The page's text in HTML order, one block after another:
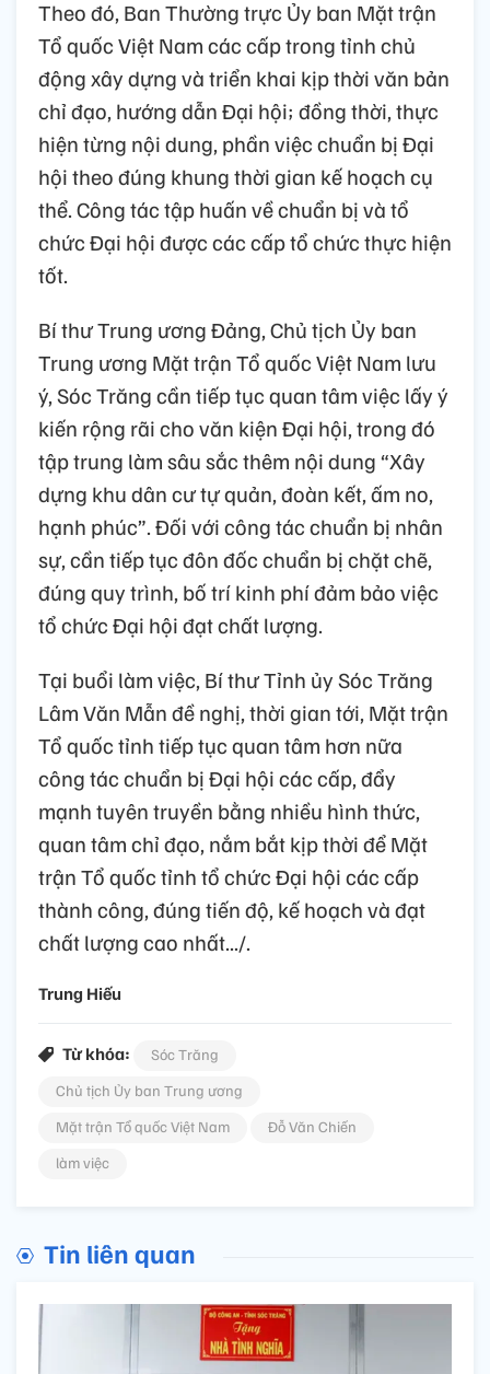
Theo đó, Ban Thường trực Ủy ban Mặt trận
Tổ quốc Việt Nam các cấp trong tỉnh chủ
động xây dựng và triển khai kịp thời văn bản
chỉ đạo, hướng dẫn Đại hội; đồng thời, thực
hiện từng nội dung, phần việc chuẩn bị Đại
hội theo đúng khung thời gian kế hoạch cụ
thể. Công tác tập huấn về chuẩn bị và tổ
chức Đại hội được các cấp tổ chức thực hiện
tốt.
Bí thư Trung ương Đảng, Chủ tịch Ủy ban
Trung ương Mặt trận Tổ quốc Việt Nam lưu
ý, Sóc Trăng cần tiếp tục quan tâm việc lấy ý
kiến rộng rãi cho văn kiện Đại hội, trong đó
tập trung làm sâu sắc thêm nội dung “Xây
dựng khu dân cư tự quản, đoàn kết, ấm no,
hạnh phúc”. Đối với công tác chuẩn bị nhân
sự, cần tiếp tục đôn đốc chuẩn bị chặt chẽ,
đúng quy trình, bố trí kinh phí đảm bảo việc
tổ chức Đại hội đạt chất lượng.
Tại buổi làm việc, Bí thư Tỉnh ủy Sóc Trăng
Lâm Văn Mẫn đề nghị, thời gian tới, Mặt trận
Tổ quốc tỉnh tiếp tục quan tâm hơn nữa
công tác chuẩn bị Đại hội các cấp, đẩy
mạnh tuyên truyền bằng nhiều hình thức,
quan tâm chỉ đạo, nắm bắt kịp thời để Mặt
trận Tổ quốc tỉnh tổ chức Đại hội các cấp
thành công, đúng tiến độ, kế hoạch và đạt
chất lượng cao nhất.../.
Trung Hiếu
Từ khóa:
Sóc Trăng
Chủ tịch Ủy ban Trung ương
Mặt trận Tổ quốc Việt Nam
Đỗ Văn Chiến
làm việc
Tin liên quan